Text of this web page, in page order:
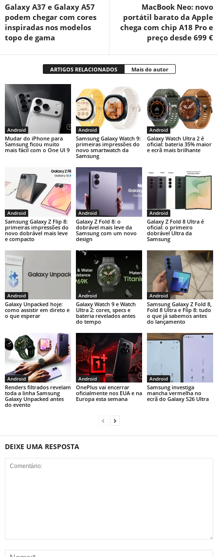
Galaxy A37 e Galaxy A57
podem chegar com cores
inspiradas nos modelos
topo de gama
MacBook Neo: novo
portátil barato da Apple
chega com chip A18 Pro e
preço desde 699 €
ARTIGOS RELACIONADOS Mais do autor
Android
Mudar do iPhone para
Samsung ficou muito
mais fácil com o One UI 9
Android
Samsung Galaxy Watch 9:
primeiras impressões do
novo smartwatch da
Samsung
Android
Galaxy Watch Ultra 2 é
oficial: bateria 35% maior
e ecrã mais brilhante
Android
Samsung Galaxy Z Flip 8:
primeiras impressões do
novo dobrável mais leve
e compacto
Android
Galaxy Z Fold 8: o
dobrável mais leve da
Samsung com um novo
design
Android
Galaxy Z Fold 8 Ultra é
oficial: o primeiro
dobrável Ultra da
Samsung
Android
Galaxy Unpacked hoje:
como assistir em direto e
o que esperar
Android
Galaxy Watch 9 e Watch
Ultra 2: cores, specs e
bateria revelados antes
do tempo
Android
Samsung Galaxy Z Fold 8,
Fold 8 Ultra e Flip 8: tudo
o que já sabemos antes
do lançamento
Android
Renders filtrados revelam
toda a linha Samsung
Galaxy Unpacked antes
do evento
Android
OnePlus vai encerrar
oficialmente nos EUA e na
Europa esta semana
Android
Samsung investiga
mancha vermelha no
ecrã do Galaxy S26 Ultra
DEIXE UMA RESPOSTA